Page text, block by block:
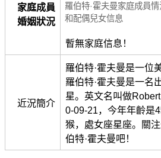
家庭成員
婚姻狀況
羅伯特·霍夫曼家庭成員
和配偶兒女信息
暫無家庭信息！
近況簡介
羅伯特·霍夫曼是一位
羅伯特·霍夫曼是一名
星。英文名叫做
0-09-21，今年年齡是
猴，處女座星座。關
伯特·霍夫曼吧！